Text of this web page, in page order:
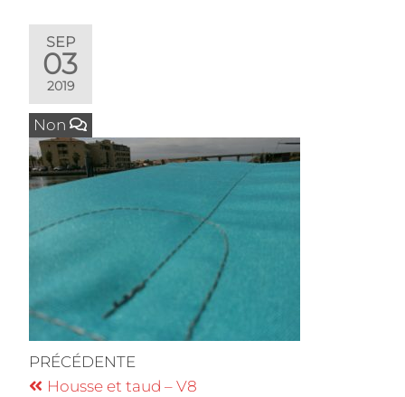
SEP
03
2019
Non
PRÉCÉDENTE
Housse et taud – V8